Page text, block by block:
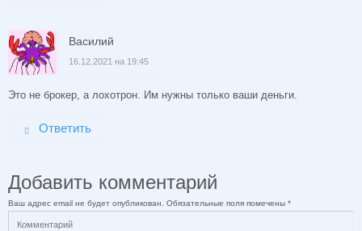
Василий
16.12.2021 на 19:45
Это не брокер, а лохотрон. Им нужны только ваши деньги.
Ответить
Добавить комментарий
Ваш адрес email не будет опубликован. Обязательные поля помечены *